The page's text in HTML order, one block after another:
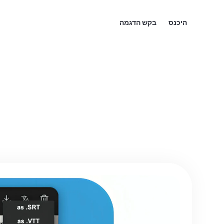
בקש הדגמה היכנס